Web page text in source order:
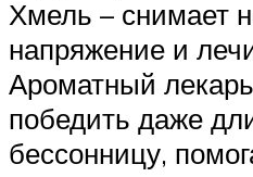
Хмель – снимает
напряжение и
Ароматный
победить даже
бессонницу,